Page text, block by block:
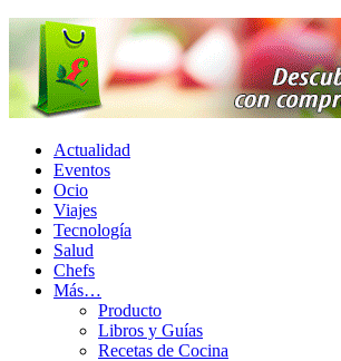
Actualidad
Eventos
Ocio
Viajes
Tecnología
Salud
Chefs
Más…
Producto
Libros y Guías
Recetas de Cocina